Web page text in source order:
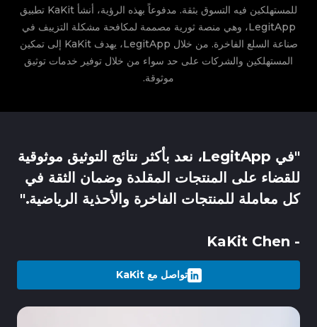
للمستهلكين فيه التسوق بثقة.
مدفوعاً بهذه الرؤية، أنشأ KaKit تطبيق
LegitApp، وهي منصة ثورية مصممة لمكافحة مشكلة التزييف في
صناعة السلع الفاخرة. من خلال LegitApp، يهدف KaKit إلى تمكين
المستهلكين والشركات على حد سواء من خلال توفير خدمات توثيق
موثوقة.
"في LegitApp، نعد بأكثر نتائج التوثيق موثوقية
للقضاء على المنتجات المقلدة وضمان الثقة في
كل معاملة للمنتجات الفاخرة والأحذية الرياضية."
- KaKit Chen
تواصل مع KaKit